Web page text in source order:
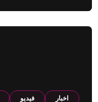
اخبار فيديو